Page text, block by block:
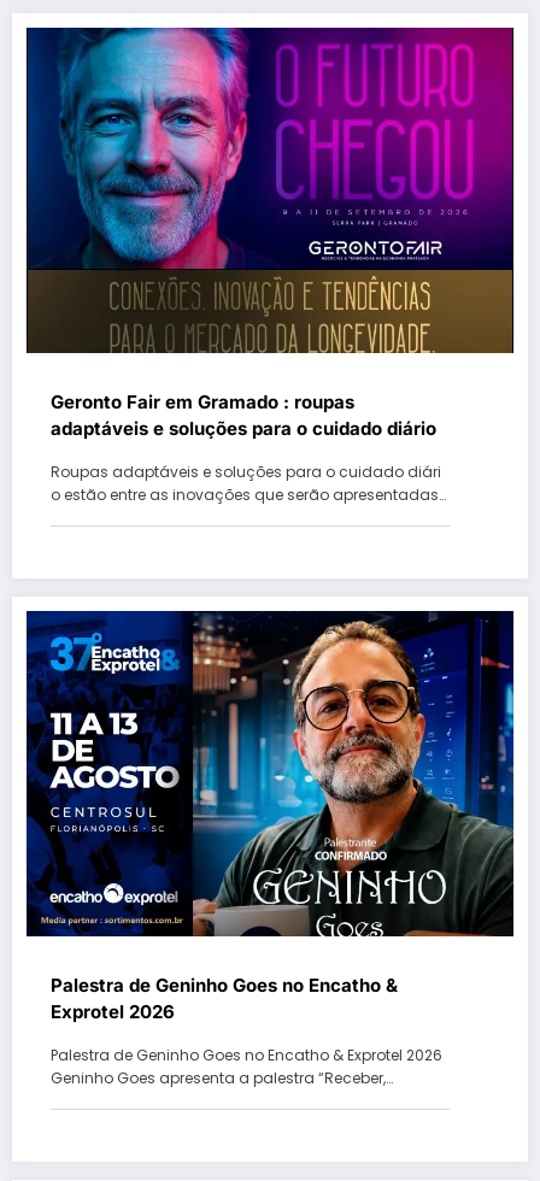
Geronto Fair em Gramado : roupas
adaptáveis e soluções para o cuidado diário
Roupas adaptáveis e soluções para o cuidado diári
o estão entre as inovações que serão apresentadas…
Palestra de Geninho Goes no Encatho &
Exprotel 2026
Palestra de Geninho Goes no Encatho & Exprotel 2026
Geninho Goes apresenta a palestra “Receber,…